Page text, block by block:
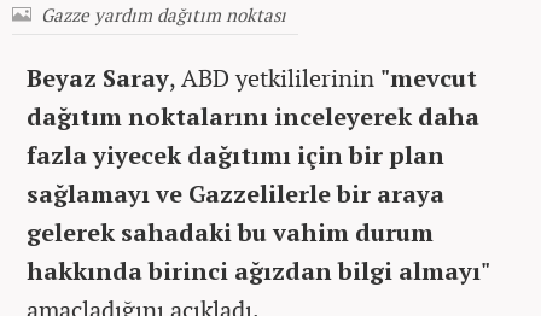
Gazze yardım dağıtım noktası
Beyaz Saray, ABD yetkililerinin "mevcut
dağıtım noktalarını inceleyerek daha
fazla yiyecek dağıtımı için bir plan
sağlamayı ve Gazzelilerle bir araya
gelerek sahadaki bu vahim durum
hakkında birinci ağızdan bilgi almayı"
amaçladığını açıkladı.